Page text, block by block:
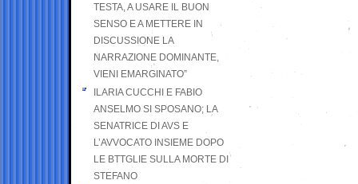
TESTA, A USARE IL BUON
SENSO E A METTERE IN
DISCUSSIONE LA
NARRAZIONE DOMINANTE,
VIENI EMARGINATO”
ILARIA CUCCHI E FABIO
ANSELMO SI SPOSANO; LA
SENATRICE DI AVS E
L’AVVOCATO INSIEME DOPO
LE BTTGLIE SULLA MORTE DI
STEFANO